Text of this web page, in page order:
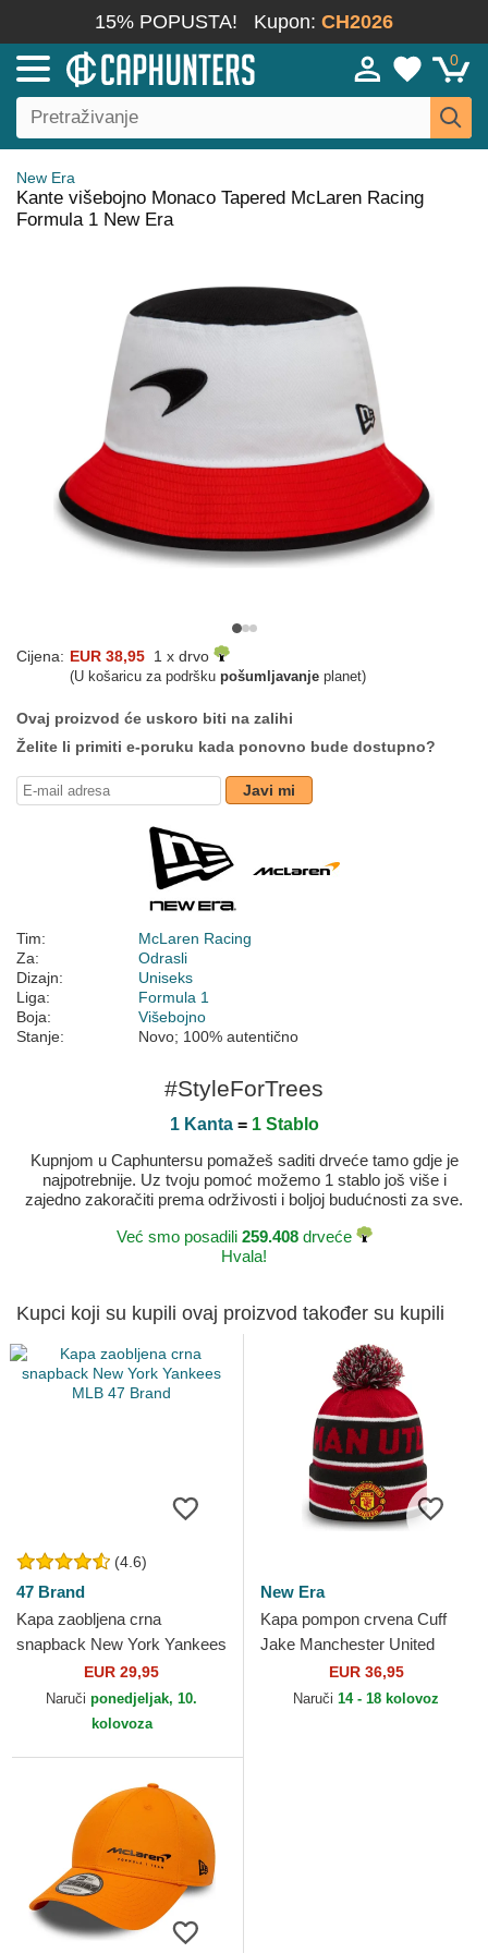
15% POPUSTA! Kupon: CH2026
0
New Era
Kante višebojno Monaco Tapered McLaren Racing
Formula 1 New Era
Cijena: EUR 38,95 1 x drvo
(U košaricu za podršku pošumljavanje planet)
Ovaj proizvod će uskoro biti na zalihi
Želite li primiti e-poruku kada ponovno bude dostupno?
Javi mi
Tim:
McLaren Racing
Za:
Odrasli
Dizajn:
Uniseks
Liga:
Formula 1
Boja:
Višebojno
Stanje:
Novo; 100% autentično
#StyleForTrees
1 Kanta= 1 Stablo
Kupnjom u Caphuntersu pomažeš saditi drveće tamo gdje je
najpotrebnije. Uz tvoju pomoć možemo 1 stablo još više i
zajedno zakoračiti prema održivosti i boljoj budućnosti za sve.
Već smo posadili 259.408drveće
Hvala!
Kupci koji su kupili ovaj proizvod također su kupili
(4.6)
47 Brand
Kapa zaobljena crna
snapback New York Yankees
MLB 47 BrandEUR 29,95
Naruči ponedjeljak, 10.
kolovoza
New Era
Kapa pompon crvena Cuff
Jake Manchester United
Football Club Premier League
New Era
EUR 36,95
Naruči 14 - 18 kolovoz